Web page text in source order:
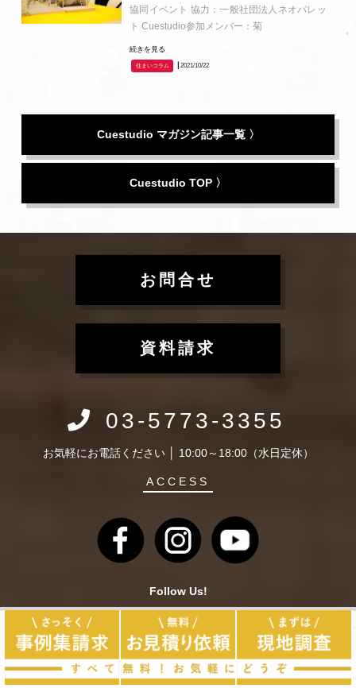
協同イベント 協力：一般社団法人ネオパレッ
ト Cuestudio参加メンバー：菊
続きを見る
住まいコラム ┃2021/10/22
Cuestudio マガジン記事一覧 〉
Cuestudio TOP 〉
お問合せ
資料請求
03-5773-3355
お気軽にお電話ください │ 10:00～18:00（水日定休）
ACCESS
Follow Us!
リフォーム・リノベーションCuestudio（キュースタジオ）
トップページ